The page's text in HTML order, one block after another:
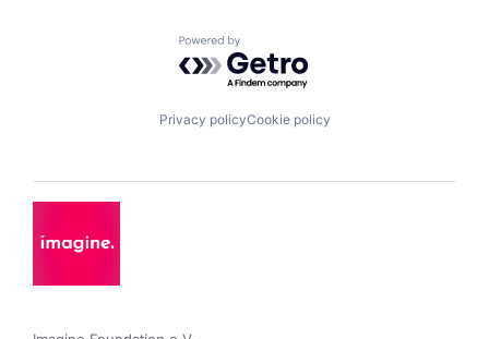
Powered by Getro.com
Privacy policyCookie policy